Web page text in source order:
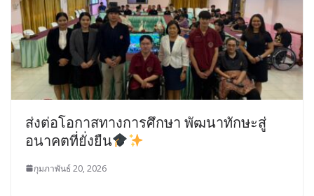
ส่งต่อโอกาสทางการศึกษา พัฒนาทักษะสู่
อนาคตที่ยั่งยืน
กุมภาพันธ์ 20, 2026